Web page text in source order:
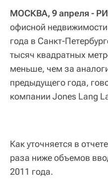
МОСКВА, 9 апреля -
офисной
года в Санкт-
тысяч квадратных
меньше, чем за
предыдущего года,
компании Jones Lang
Как уточняется в
раза ниже объемов
2011 года.